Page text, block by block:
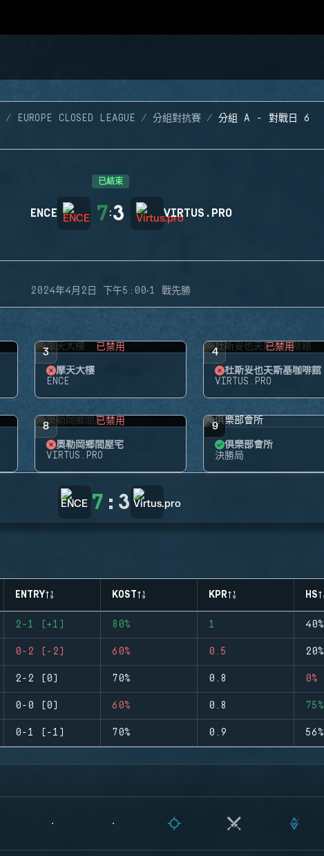
EUROPE CLOSED LEAGUE 分組對抗賽 分組 A - 對戰日 6
已結束
ENCE 7:3 VIRTUS.PRO
2024年4月2日 下午5:00·1 戰先勝
3 已禁用
摩天大樓
ENCE
4 已禁用
杜斯妥也夫斯基咖啡館
VIRTUS.PRO
8 已禁用
奧勒岡鄉間屋宅
VIRTUS.PRO
9
俱樂部會所
決勝局
7 : 3
ENTRY KOST KPR HS
2-1 (+1) 80% 1 40%
0-2 (-2) 60% 0.5 20%
2-2 (0) 70% 0.8 0%
0-0 (0) 60% 0.8 75%
0-1 (-1) 70% 0.9 56%